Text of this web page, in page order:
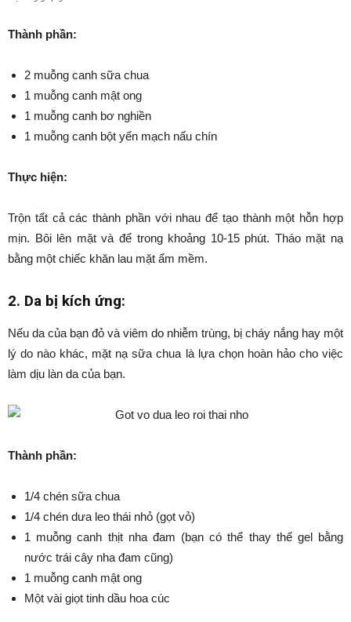
Thành phần:
2 muỗng canh sữa chua
1 muỗng canh mật ong
1 muỗng canh bơ nghiền
1 muỗng canh bột yến mạch nấu chín
Thực hiện:
Trộn tất cả các thành phần với nhau để tạo thành một hỗn hợp
mịn. Bôi lên mặt và để trong khoảng 10-15 phút. Tháo mặt nạ
bằng một chiếc khăn lau mặt ẩm mềm.
2. Da bị kích ứng:
Nếu da của bạn đỏ và viêm do nhiễm trùng, bị cháy nắng hay một
lý do nào khác, mặt nạ sữa chua là lựa chọn hoàn hảo cho việc
làm dịu làn da của bạn.
Thành phần:
1/4 chén sữa chua
1/4 chén dưa leo thái nhỏ (gọt vỏ)
1 muỗng canh thịt nha đam (bạn có thể thay thế gel bằng
nước trái cây nha đam cũng)
1 muỗng canh mật ong
Một vài giọt tinh dầu hoa cúc